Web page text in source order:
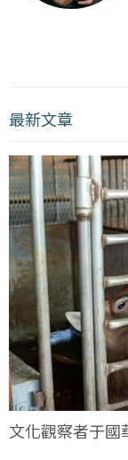
最新文章
文化觀察者于國